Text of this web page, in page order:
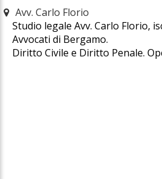
Avv. Carlo Florio
Studio legale Avv. Carlo Florio,
Avvocati di Bergamo.
Diritto Civile e Diritto Penale.